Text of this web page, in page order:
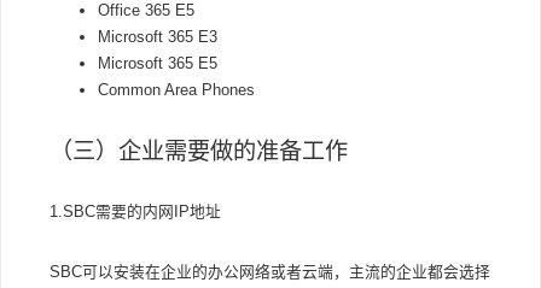
Office 365 E5
Microsoft 365 E3
Microsoft 365 E5
Common Area Phones
（三）企业需要做的准备工作
1.SBC需要的内网IP地址
SBC可以安装在企业的办公网络或者云端，主流的企业都会选择